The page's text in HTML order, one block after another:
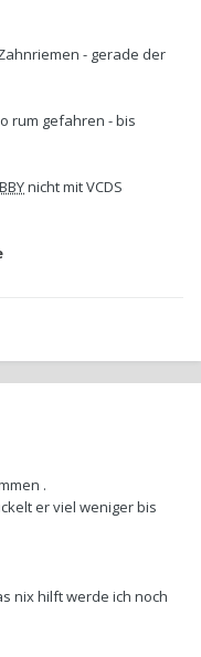
- gerade der
rum gefahren - bis
BBYnicht mit VCDS
.
er viel weniger bis
nix hilft werde ich noch